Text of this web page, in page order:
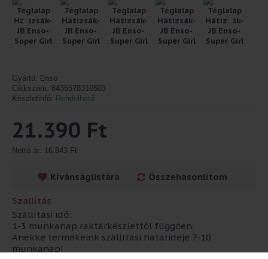
Gyártó: Enso
Cikkszám: 8435578310503
Készletinfó: Rendelhető
21.390 Ft
Nettó ár: 16.843 Ft
Kívánságlistára Összehasonlítom
Szállítás
Szállítási idő:
1-3 munkanap raktárkészlettől függően.
Anekke termékeink szállítási határideje 7-10
munkanap!